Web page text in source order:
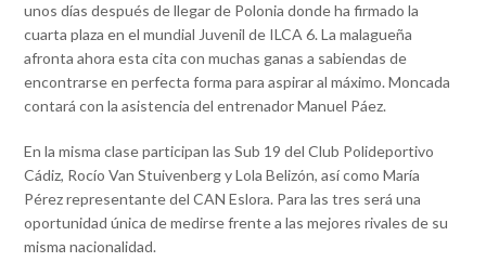
unos días después de llegar de Polonia donde ha firmado la
cuarta plaza en el mundial Juvenil de ILCA 6. La malagueña
afronta ahora esta cita con muchas ganas a sabiendas de
encontrarse en perfecta forma para aspirar al máximo. Moncada
contará con la asistencia del entrenador Manuel Páez.
En la misma clase participan las Sub 19 del Club Polideportivo
Cádiz, Rocío Van Stuivenberg y Lola Belizón, así como María
Pérez representante del CAN Eslora. Para las tres será una
oportunidad única de medirse frente a las mejores rivales de su
misma nacionalidad.